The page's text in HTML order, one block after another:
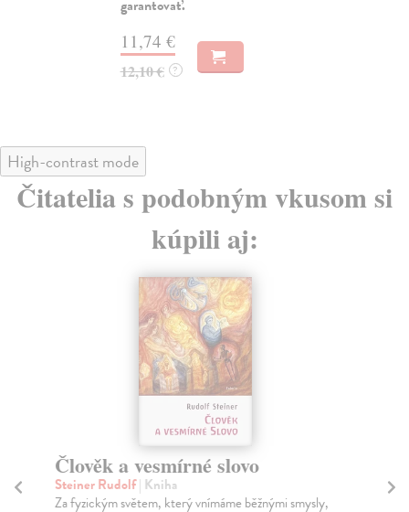
High-contrast mode
Čitatelia s podobným vkusom si
kúpili aj:
Esoterní úvahy o karmických
souvislostech
Steiner Rudolf| Kniha